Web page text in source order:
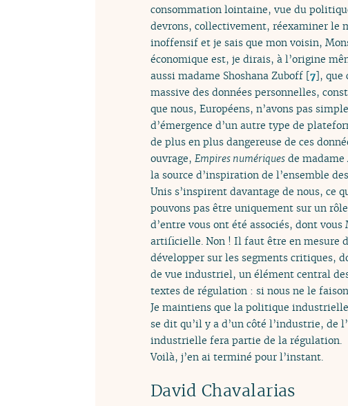
consommation lointaine, vue du
devrons, collectivement, réexaminer le
inoffensif et je sais que mon voisin,
économique est, je dirais, à l’origine
aussi madame Shoshana Zuboff [7], que
massive des données personnelles,
que nous, Européens, n’avons pas
d’émergence d’un autre type de
de plus en plus dangereuse de ces
ouvrage, Empires numériques de madame
la source d’inspiration de l’ensemble
Unis s’inspirent davantage de nous, ce
pouvons pas être uniquement sur un
d’entre vous ont été associés, dont
artificielle. Non ! Il faut être en mesure
développer sur les segments critiques,
de vue industriel, un élément central
textes de régulation : si nous ne le
Je maintiens que la politique
se dit qu’il y a d’un côté l’industrie,
industrielle fera partie de la régulation.
Voilà, j’en ai terminé pour l’instant.
David Chavalarias